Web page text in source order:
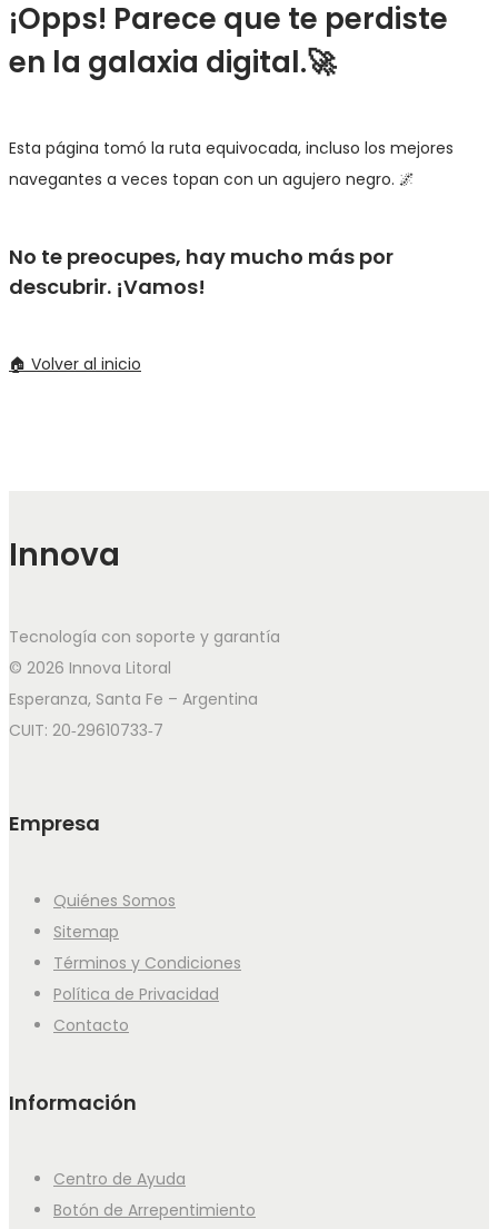
¡Opps! Parece que te perdiste
en la galaxia digital.🚀
Esta página tomó la ruta equivocada, incluso los mejores
navegantes a veces topan con un agujero negro. 🌌
No te preocupes, hay mucho más por
descubrir. ¡Vamos!
🏠 Volver al inicio
Innova
Tecnología con soporte y garantía
© 2026 Innova Litoral
Esperanza, Santa Fe – Argentina
CUIT: 20‑29610733‑7
Empresa
Quiénes Somos
Sitemap
Términos y Condiciones
Política de Privacidad
Contacto
Información
Centro de Ayuda
Botón de Arrepentimiento